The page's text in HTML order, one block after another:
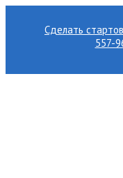
Сделать
557-